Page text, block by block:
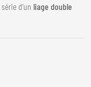
d’un liage double